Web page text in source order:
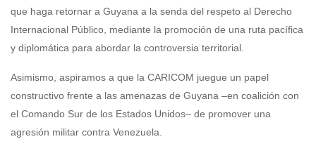
que haga retornar a Guyana a la senda del respeto al Derecho
Internacional Público, mediante la promoción de una ruta pacífica
y diplomática para abordar la controversia territorial.
Asimismo, aspiramos a que la CARICOM juegue un papel
constructivo frente a las amenazas de Guyana –en coalición con
el Comando Sur de los Estados Unidos– de promover una
agresión militar contra Venezuela.